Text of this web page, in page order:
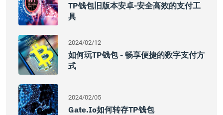
TP钱包旧版本安卓-安全高效的支付工
具
2024/02/12
如何玩TP钱包 - 畅享便捷的数字支付方
式
2024/02/05
Gate.io如何转存TP钱包